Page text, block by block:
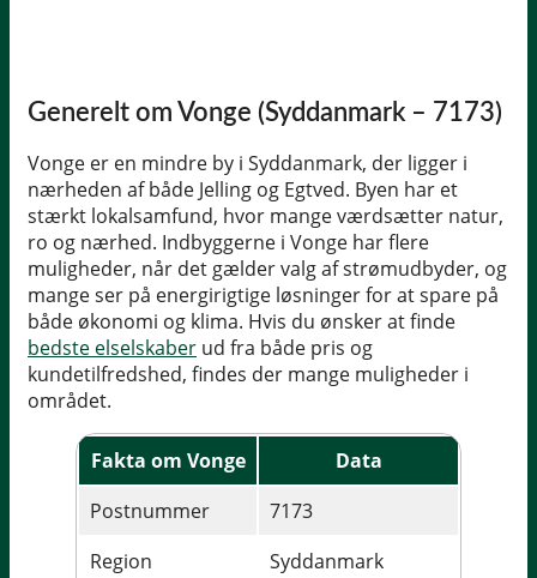
Generelt om Vonge (Syddanmark – 7173)
Vonge er en mindre by i Syddanmark, der ligger i
nærheden af både Jelling og Egtved. Byen har et
stærkt lokalsamfund, hvor mange værdsætter natur,
ro og nærhed. Indbyggerne i Vonge har flere
muligheder, når det gælder valg af strømudbyder, og
mange ser på energirigtige løsninger for at spare på
både økonomi og klima. Hvis du ønsker at finde
bedste elselskaber ud fra både pris og
kundetilfredshed, findes der mange muligheder i
området.
Fakta om Vonge
Data
Postnummer
7173
Region
Syddanmark